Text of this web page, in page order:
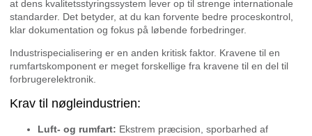
at dens kvalitetsstyringssystem lever op til strenge internationale
standarder. Det betyder, at du kan forvente bedre proceskontrol,
klar dokumentation og fokus på løbende forbedringer.
Industrispecialisering er en anden kritisk faktor. Kravene til en
rumfartskomponent er meget forskellige fra kravene til en del til
forbrugerelektronik.
Krav til nøgleindustrien:
Luft- og rumfart: Ekstrem præcision, sporbarhed af